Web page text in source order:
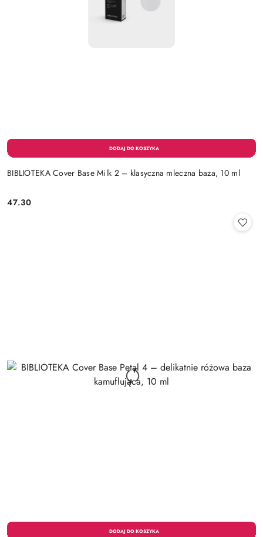
BIBLIOTEKA Cover Base Milk 2 – klasyczna mleczna baza, 10 ml
Cena:
47.30